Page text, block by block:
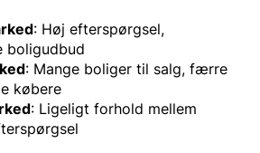
: Høj efterspørgsel,
boligudbud
: Mange boliger til salg, færre
købere
: Ligeligt forhold mellem